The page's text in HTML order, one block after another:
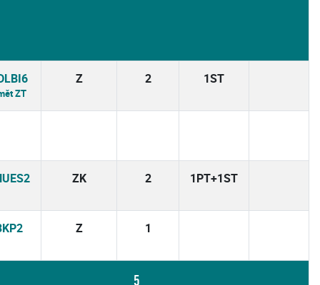
ZT
Z 2 1ST
ZK 2 1PT+1ST
Z 1
5